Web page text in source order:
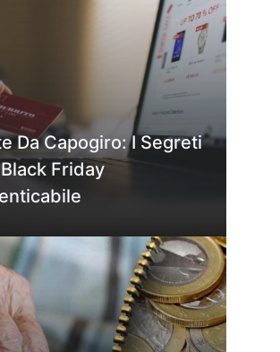
Da Capogiro: I Segreti
Friday